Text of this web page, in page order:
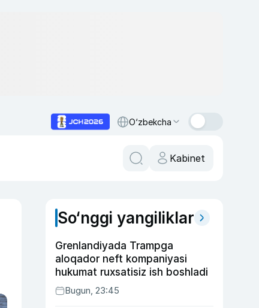
O‘zbekcha
Kabinet
So‘nggi yangiliklar
Grenlandiyada Trampga
aloqador neft kompaniyasi
hukumat ruxsatisiz ish boshladi
Bugun, 23:45